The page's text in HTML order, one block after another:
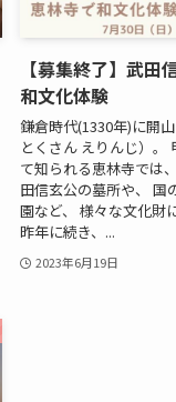
【募集終了】武田
和文化体験
鎌倉時代(1330年)に開
とくさん えりんじ）。
て知られる恵林寺では
田信玄公の墓所や、 国
園など、 様々な文化財
昨年に続き、...
2023年6月19日